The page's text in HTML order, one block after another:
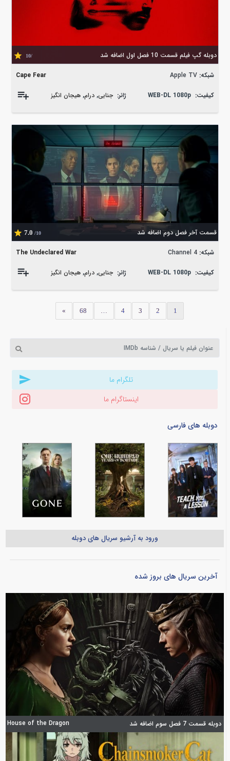
دوبله گپ فیلم قسمت 10 فصل اول اضافه شد /10
Cape Fear شبکه: Apple TV
کیفیت: WEB-DL 1080p ژانر: جنایی,درام,هیجان انگیز
قسمت آخر فصل دوم اضافه شد 7.0 /10
The Undeclared War شبکه: Channel 4
کیفیت: WEB-DL 1080p ژانر: جنایی,درام,هیجان انگیز
1
2
3
4
68
»
تلگرام ما
اینستاگرام ما
دوبله های فارسی
ورود به آرشیو سریال های دوبله
آخرین سریال های بروز شده
دوبله قسمت 7 فصل سوم اضافه شد House of the Dragon